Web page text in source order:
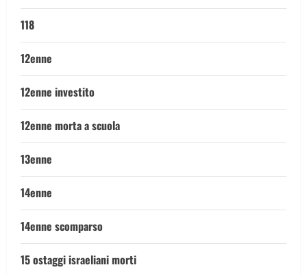
118
12enne
12enne investito
12enne morta a scuola
13enne
14enne
14enne scomparso
15 ostaggi israeliani morti